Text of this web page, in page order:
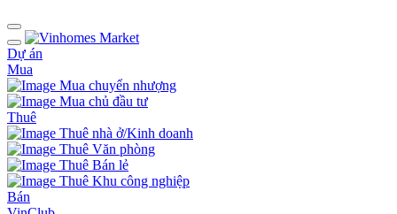
Dự án
Mua
Mua chuyển nhượng
Mua chủ đầu tư
Thuê
Thuê nhà ở/Kinh doanh
Thuê Văn phòng
Thuê Bán lẻ
Thuê Khu công nghiệp
Bán